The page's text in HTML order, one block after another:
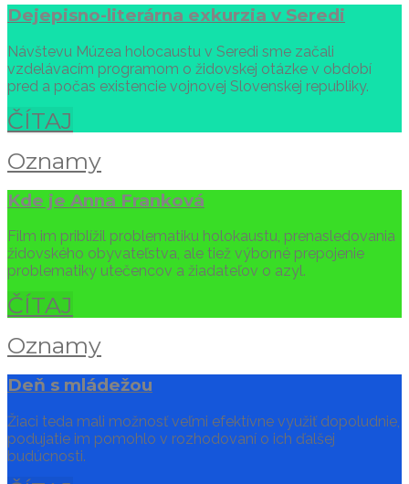
Dejepisno-literárna exkurzia v Seredi
Návštevu Múzea holocaustu v Seredi sme začali
vzdelávacím programom o židovskej otázke v období
pred a počas existencie vojnovej Slovenskej republiky.
ČÍTAJ
Oznamy
Kde je Anna Franková
Film im priblížil problematiku holokaustu, prenasledovania
židovského obyvateľstva, ale tiež výborné prepojenie
problematiky utečencov a žiadateľov o azyl.
ČÍTAJ
Oznamy
Deň s mládežou
Žiaci teda mali možnosť veľmi efektívne využiť dopoludnie,
podujatie im pomohlo v rozhodovaní o ich ďalšej
budúcnosti.